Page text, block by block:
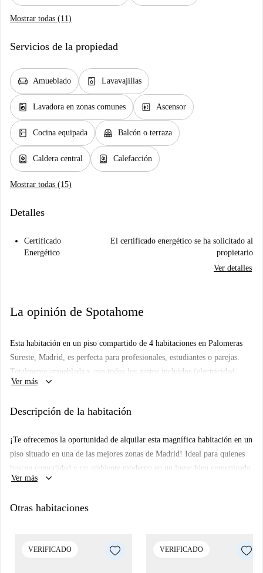
Mostrar todas (11)
Servicios de la propiedad
chair Amueblado dishwasher_gen Lavavajillas
local_laundry_service Lavadora en zonas comunes elevator Ascensor
kitchen Cocina equipada balcony Balcón o terraza
water_heater Caldera central water_heater Calefacción
Mostrar todas (15)
Detalles
Certificado
Energético
El certificado energético se ha solicitado al
propietario
Ver detalles
La opinión de Spotahome
Esta habitación en un piso compartido de 4 habitaciones en Palomeras
Sureste, Madrid, es perfecta para profesionales, estudiantes o parejas.
Totalmente amueblada y con todos los gastos incluidos (electricidad,
agua, gas y wifi), la propiedad ofrece una estancia confortable. Cuenta
horno. Spotahome ha verificado la exactitud y fiabilidad de esta
Palomeras Sureste es un barrio animado que ofrece una gran variedad de
servicios y atracciones. A pocos pasos, encontrará varios restaurantes
como el Bar La Moraña y la Cervecería Los Paletos. También se
atracción turística. Para sus compras diarias, supermercados locales como
Ver más keyboard_arrow_down
Descripción de la habitación
¡Te ofrecemos la oportunidad de alquilar esta magnífica habitación en un
piso situado en una de las mejores zonas de Madrid! Ideal para quienes
buscan comodidad y un ambiente moderno en un lugar bien comunicado.
Ver más
keyboard_arrow_down
Otras habitaciones
VERIFICADO VERIFICADO